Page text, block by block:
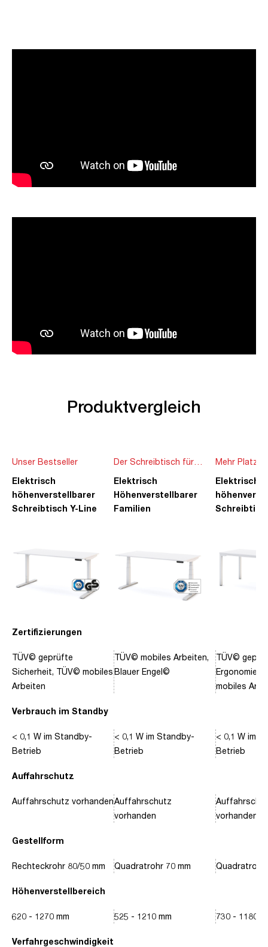
Produktvergleich
Zertifizierungen
Verbrauch im Standby
Auffahrschutz
Gestellform
Höhenverstellbereich
Verfahrgeschwindigkeit
Unser Bestseller
Elektrisch
höhenverstellbarer
Schreibtisch Y-Line
TÜV© geprüfte
Sicherheit, TÜV© mobiles
Arbeiten
< 0,1 W im Standby-
Betrieb
Auffahrschutz vorhanden
Rechteckrohr 80/50 mm
620 - 1270 mm
Der Schreibtisch für
die ganze Familie
Elektrisch
Höhenverstellbarer
Familien
TÜV© mobiles Arbeiten,
Blauer Engel©
< 0,1 W im Standby-
Betrieb
Auffahrschutz
vorhanden
Quadratrohr 70 mm
525 - 1210 mm
Mehr Platz
Ideen
Elektrisch
TÜV©
Ergonomie,
mobiles
< 0,1 W im
Betrieb
vorhanden
Quadratrohr
730 - 1180